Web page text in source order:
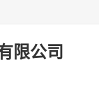
限公司